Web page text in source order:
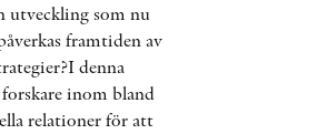
utveckling som nu
framtiden av
denna
inom bland
relationer för att